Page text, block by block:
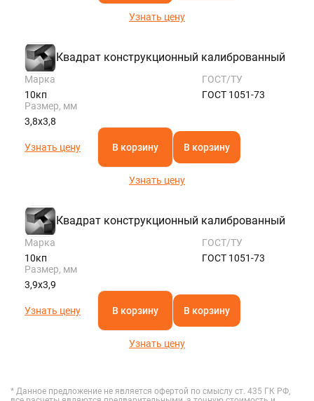
Узнать цену
Квадрат конструкционный калиброванный
Марка
10кп
ГОСТ/ТУ
ГОСТ 1051-73
Размер, мм
3,8х3,8
Узнать цену В корзину В корзину
Узнать цену
Квадрат конструкционный калиброванный
Марка
10кп
ГОСТ/ТУ
ГОСТ 1051-73
Размер, мм
3,9х3,9
Узнать цену В корзину В корзину
Узнать цену
* Данное предложение не является офертой по смыслу ст. 435 ГК РФ,